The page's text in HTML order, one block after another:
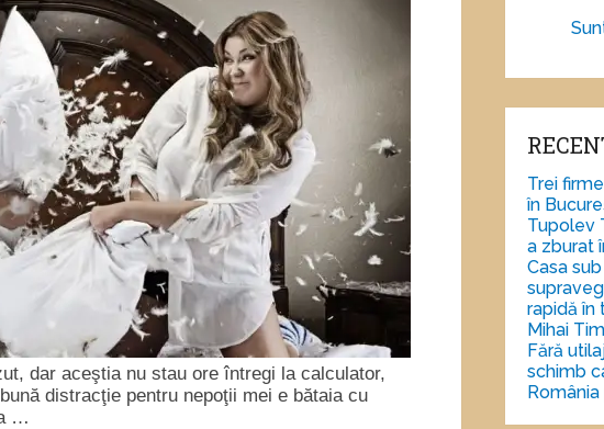
dar aceştia nu stau ore întregi la calculator,
distracţie pentru nepoţii mei e bătaia cu
…
Trei
în
Tupolev
a zburat
Casa
rapidă în
Mihai
Fără
schimb